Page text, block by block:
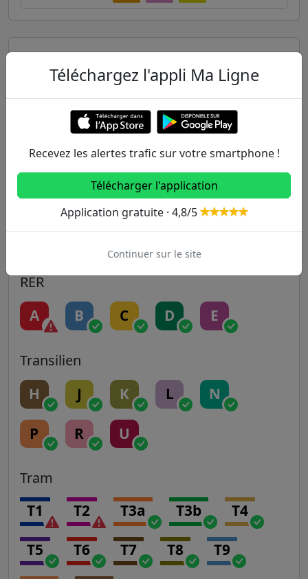
Autres lignes
Metro
2 3 3B 4
5 6 7 7B 8
9 10 11 12 13
14
RER
A B C D E
Transilien
H J K L N
P R U
Tram
T1 T2 T3a T3b T4
T5 T6 T7 T8 T9
Téléchargez l'appli Ma Ligne
Recevez les alertes trafic sur votre smartphone !
Télécharger l'application
Application gratuite · 4,8/5
Continuer sur le site